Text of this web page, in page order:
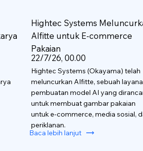
Hightec Systems
AIfitte untuk E-commerce
Pakaian
22/7/26, 00.00
Hightec Systems (Okayama) telah
meluncurkan AIfitte, sebuah
pembuatan model AI yang
untuk membuat gambar pakaian
untuk e-commerce, media sosial,
periklanan.
Baca lebih lanjut